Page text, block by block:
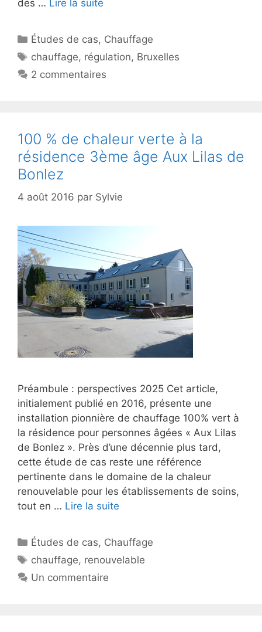
des … Lire la suite
Catégories
Études de cas, Chauffage
Étiquettes
chauffage, régulation, Bruxelles
2 commentaires
100 % de chaleur verte à la
résidence 3ème âge Aux Lilas de
Bonlez
4 août 2016 par Sylvie
Préambule : perspectives 2025 Cet article,
initialement publié en 2016, présente une
installation pionnière de chauffage 100% vert à
la résidence pour personnes âgées « Aux Lilas
de Bonlez ». Près d’une décennie plus tard,
cette étude de cas reste une référence
pertinente dans le domaine de la chaleur
renouvelable pour les établissements de soins,
tout en … Lire la suite
Catégories
Études de cas, Chauffage
Étiquettes
chauffage, renouvelable
Un commentaire